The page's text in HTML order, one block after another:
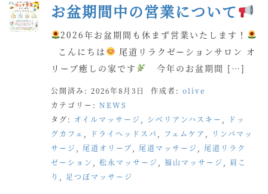
お盆期間中の営業について
2026年お盆期間も休まず営業いたします！
こんにちは
尾道リラクゼーションサロン オ
リーブ癒しの家です
今年のお盆期間 […]
公開済み: 2026年8月3日 作成者: olive
カテゴリー: NEWS
タグ: オイルマッサージ シベリアンハスキー
ドッ
グカフェ
ドライヘッドスパ フェムケア
リンパマッ
サージ
尾道オリーブ 尾道マッサージ
尾道リラク
ゼーション
松永マッサージ 福山マッサージ
肩こ
り
足つぼマッサージ